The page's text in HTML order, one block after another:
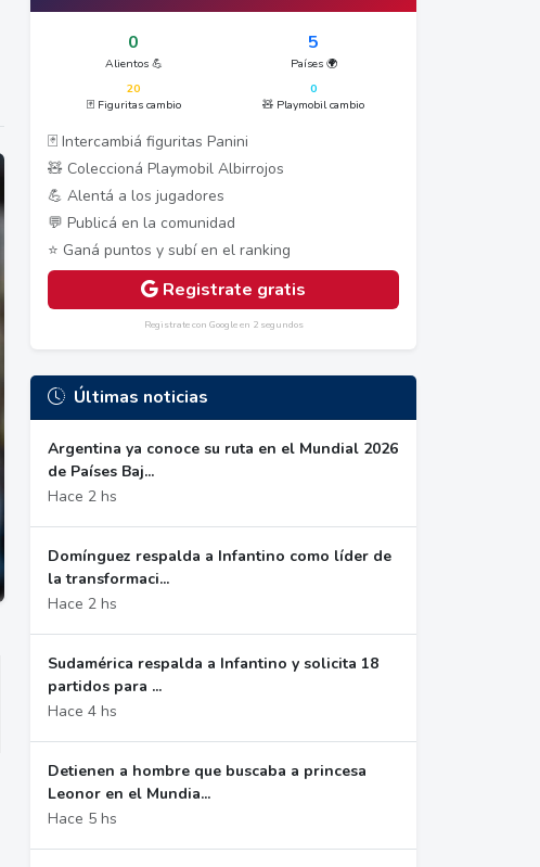
0
Alientos 💪
5
Países 🌍
20
🃏 Figuritas cambio
0
🧸 Playmobil cambio
🃏 Intercambiá figuritas Panini
🧸 Coleccioná Playmobil Albirrojos
💪 Alentá a los jugadores
💬 Publicá en la comunidad
⭐ Ganá puntos y subí en el ranking
Registrate gratis
Registrate con Google en 2 segundos
Últimas noticias
Argentina ya conoce su ruta en el Mundial 2026
de Países Baj...
Hace 2 hs
Domínguez respalda a Infantino como líder de
la transformaci...
Hace 2 hs
Sudamérica respalda a Infantino y solicita 18
partidos para ...
Hace 4 hs
Detienen a hombre que buscaba a princesa
Leonor en el Mundia...
Hace 5 hs